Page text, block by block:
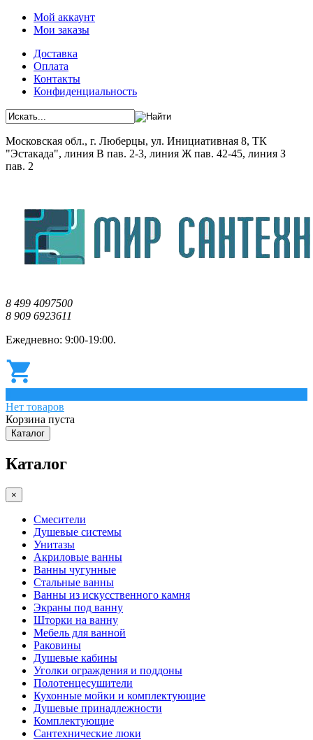
Мой аккаунт
Мои заказы
Доставка
Оплата
Контакты
Конфиденциальность
Московская обл., г. Люберцы, ул. Инициативная 8, ТК
"Эстакада", линия В пав. 2-3, линия Ж пав. 42-45, линия З
пав. 2
8 499 4097500
8 909 6923611
Ежедневно: 9:00-19:00.
Нет товаров
Корзина пуста
Каталог
Каталог
×
Смесители
Душевые системы
Унитазы
Акриловые ванны
Ванны чугунные
Стальные ванны
Ванны из искусственного камня
Экраны под ванну
Шторки на ванну
Мебель для ванной
Раковины
Душевые кабины
Уголки ограждения и поддоны
Полотенцесушители
Кухонные мойки и комплектующие
Душевые принадлежности
Комплектующие
Сантехнические люки